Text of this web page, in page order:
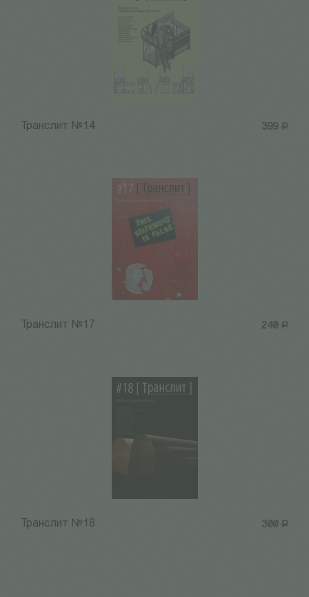
399 Р
Транслит №14
240 Р
Транслит №17
300 Р
Транслит №18